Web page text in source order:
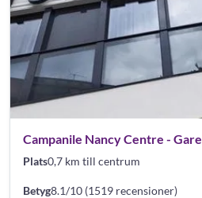
Campanile Nancy Centre - Gare
Plats0,7 km till centrum
Betyg8.1/10 (1519 recensioner)